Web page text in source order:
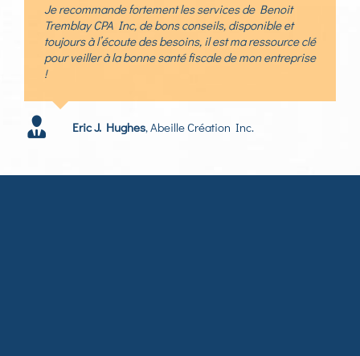
Je recommande fortement les services de Benoit
Tremblay CPA Inc, de bons conseils, disponible et
toujours à l’écoute des besoins, il est ma ressource clé
pour veiller à la bonne santé fiscale de mon entreprise
!
Eric J. Hughes,Abeille Création Inc.